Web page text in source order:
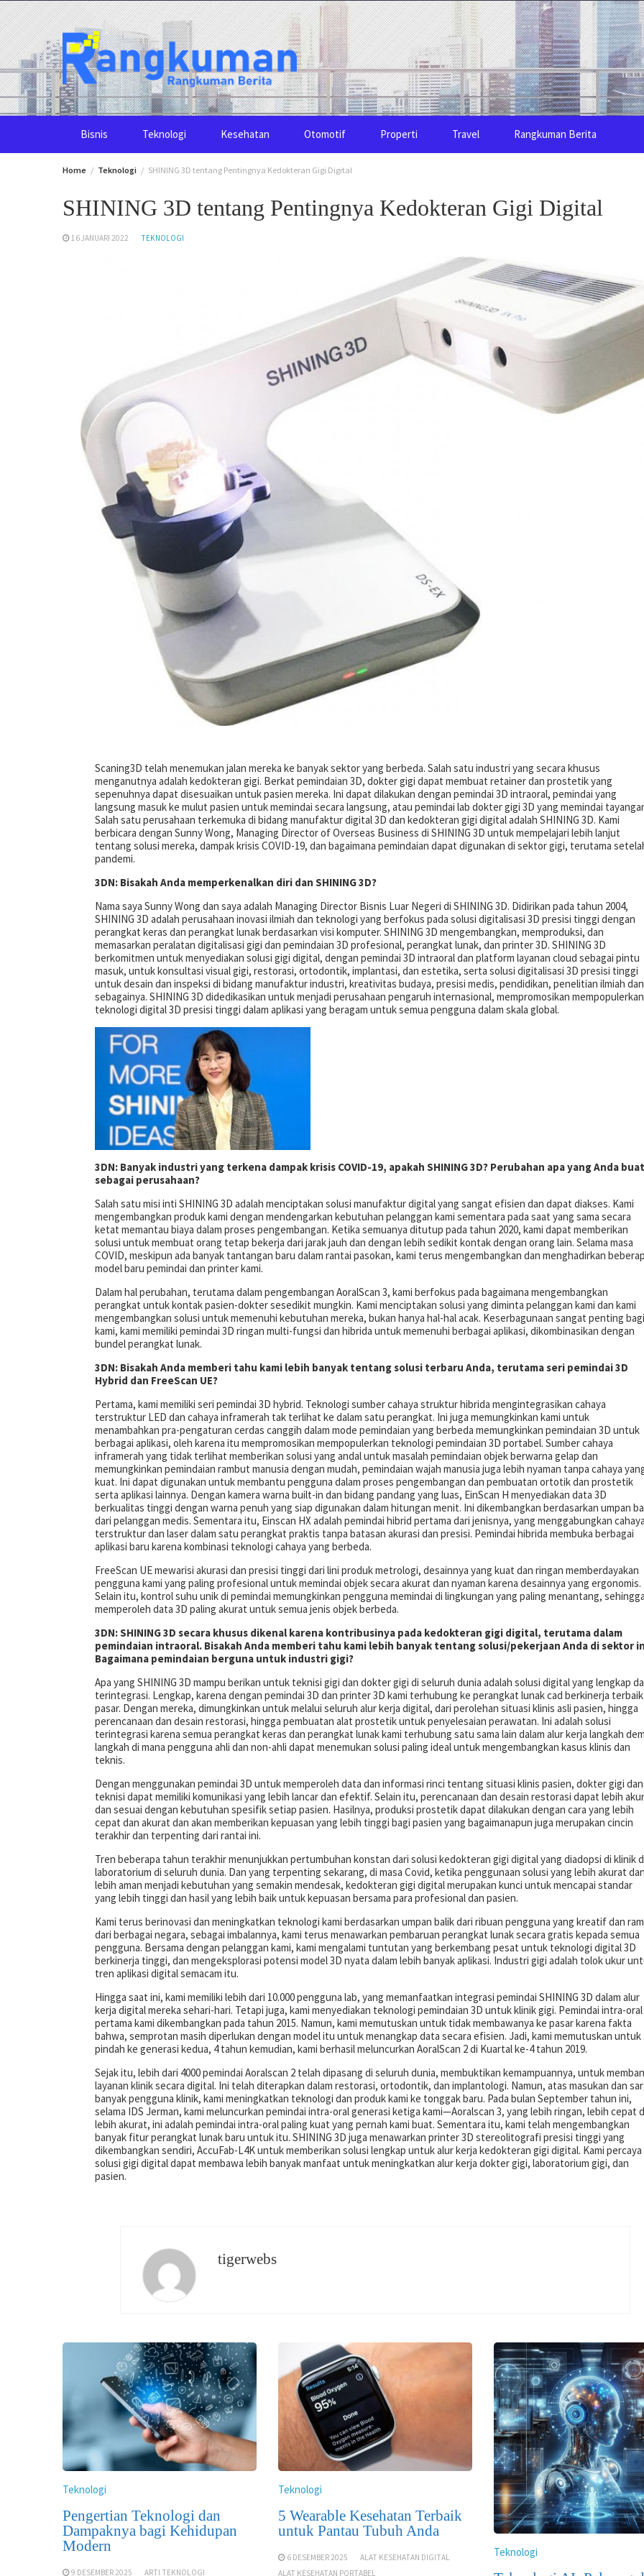
Skip
to
content
Bisnis Teknologi Kesehatan Otomotif Properti Travel Rangkuman Berita
Home Teknologi SHINING 3D tentang Pentingnya Kedokteran Gigi Digital
SHINING 3D tentang Pentingnya Kedokteran Gigi Digital
16 JANUARI 2022 TEKNOLOGI
Scaning3D telah menemukan jalan mereka ke banyak sektor yang berbeda. Salah satu industri yang secara khusus
menganutnya adalah kedokteran gigi. Berkat pemindaian 3D, dokter gigi dapat membuat retainer dan prostetik yang
sepenuhnya dapat disesuaikan untuk pasien mereka. Ini dapat dilakukan dengan pemindai 3D intraoral, pemindai yang
langsung masuk ke mulut pasien untuk memindai secara langsung, atau pemindai lab dokter gigi 3D yang memindai
Salah satu perusahaan terkemuka di bidang manufaktur digital 3D dan kedokteran gigi digital adalah SHINING 3D. Kami
berbicara dengan Sunny Wong, Managing Director of Overseas Business di SHINING 3D untuk mempelajari lebih lanjut
tentang solusi mereka, dampak krisis COVID-19, dan bagaimana pemindaian dapat digunakan di sektor gigi, terutama
pandemi.
3DN: Bisakah Anda memperkenalkan diri dan SHINING 3D?
Nama saya Sunny Wong dan saya adalah Managing Director Bisnis Luar Negeri di SHINING 3D. Didirikan pada tahun 2004,
SHINING 3D adalah perusahaan inovasi ilmiah dan teknologi yang berfokus pada solusi digitalisasi 3D presisi tinggi dengan
perangkat keras dan perangkat lunak berdasarkan visi komputer. SHINING 3D mengembangkan, memproduksi, dan
memasarkan peralatan digitalisasi gigi dan pemindaian 3D profesional, perangkat lunak, dan printer 3D. SHINING 3D
berkomitmen untuk menyediakan solusi gigi digital, dengan pemindai 3D intraoral dan platform layanan cloud sebagai pintu
masuk, untuk konsultasi visual gigi, restorasi, ortodontik, implantasi, dan estetika, serta solusi digitalisasi 3D presisi tinggi
untuk desain dan inspeksi di bidang manufaktur industri, kreativitas budaya, presisi medis, pendidikan, penelitian ilmiah dan
sebagainya. SHINING 3D didedikasikan untuk menjadi perusahaan pengaruh internasional, mempromosikan mempopulerkan
teknologi digital 3D presisi tinggi dalam aplikasi yang beragam untuk semua pengguna dalam skala global.
3DN: Banyak industri yang terkena dampak krisis COVID-19, apakah SHINING 3D? Perubahan apa yang Anda buat
sebagai perusahaan?
Salah satu misi inti SHINING 3D adalah menciptakan solusi manufaktur digital yang sangat efisien dan dapat diakses. Kami
mengembangkan produk kami dengan mendengarkan kebutuhan pelanggan kami sementara pada saat yang sama secara
ketat memantau biaya dalam proses pengembangan. Ketika semuanya ditutup pada tahun 2020, kami dapat memberikan
solusi untuk membuat orang tetap bekerja dari jarak jauh dan dengan lebih sedikit kontak dengan orang lain. Selama masa
COVID, meskipun ada banyak tantangan baru dalam rantai pasokan, kami terus mengembangkan dan menghadirkan
model baru pemindai dan printer kami.
Dalam hal perubahan, terutama dalam pengembangan AoralScan 3, kami berfokus pada bagaimana mengembangkan
perangkat untuk kontak pasien-dokter sesedikit mungkin. Kami menciptakan solusi yang diminta pelanggan kami dan kami
mengembangkan solusi untuk memenuhi kebutuhan mereka, bukan hanya hal-hal acak. Keserbagunaan sangat penting bagi
kami, kami memiliki pemindai 3D ringan multi-fungsi dan hibrida untuk memenuhi berbagai aplikasi, dikombinasikan dengan
bundel perangkat lunak.
3DN: Bisakah Anda memberi tahu kami lebih banyak tentang solusi terbaru Anda, terutama seri pemindai 3D
Hybrid dan FreeScan UE?
Pertama, kami memiliki seri pemindai 3D hybrid. Teknologi sumber cahaya struktur hibrida mengintegrasikan cahaya
terstruktur LED dan cahaya inframerah tak terlihat ke dalam satu perangkat. Ini juga memungkinkan kami untuk
menambahkan pra-pengaturan cerdas canggih dalam mode pemindaian yang berbeda memungkinkan pemindaian 3D untuk
berbagai aplikasi, oleh karena itu mempromosikan mempopulerkan teknologi pemindaian 3D portabel. Sumber cahaya
inframerah yang tidak terlihat memberikan solusi yang andal untuk masalah pemindaian objek berwarna gelap dan
memungkinkan pemindaian rambut manusia dengan mudah, pemindaian wajah manusia juga lebih nyaman tanpa cahaya
kuat. Ini dapat digunakan untuk membantu pengguna dalam proses pengembangan dan pembuatan ortotik dan prostetik
serta aplikasi lainnya. Dengan kamera warna built-in dan bidang pandang yang luas, EinScan H menyediakan data 3D
berkualitas tinggi dengan warna penuh yang siap digunakan dalam hitungan menit. Ini dikembangkan berdasarkan umpan
dari pelanggan medis. Sementara itu, Einscan HX adalah pemindai hibrid pertama dari jenisnya, yang menggabungkan
terstruktur dan laser dalam satu perangkat praktis tanpa batasan akurasi dan presisi. Pemindai hibrida membuka berbagai
aplikasi baru karena kombinasi teknologi cahaya yang berbeda.
FreeScan UE mewarisi akurasi dan presisi tinggi dari lini produk metrologi, desainnya yang kuat dan ringan memberdayakan
pengguna kami yang paling profesional untuk memindai objek secara akurat dan nyaman karena desainnya yang ergonomis.
Selain itu, kontrol suhu unik di pemindai memungkinkan pengguna memindai di lingkungan yang paling menantang,
memperoleh data 3D paling akurat untuk semua jenis objek berbeda.
3DN: SHINING 3D secara khusus dikenal karena kontribusinya pada kedokteran gigi digital, terutama dalam
pemindaian intraoral. Bisakah Anda memberi tahu kami lebih banyak tentang solusi/pekerjaan Anda di sektor
Bagaimana pemindaian berguna untuk industri gigi?
Apa yang SHINING 3D mampu berikan untuk teknisi gigi dan dokter gigi di seluruh dunia adalah solusi digital yang lengkap
terintegrasi. Lengkap, karena dengan pemindai 3D dan printer 3D kami terhubung ke perangkat lunak cad berkinerja
pasar. Dengan mereka, dimungkinkan untuk melalui seluruh alur kerja digital, dari perolehan situasi klinis asli pasien, hingga
perencanaan dan desain restorasi, hingga pembuatan alat prostetik untuk penyelesaian perawatan. Ini adalah solusi
terintegrasi karena semua perangkat keras dan perangkat lunak kami terhubung satu sama lain dalam alur kerja langkah
langkah di mana pengguna ahli dan non-ahli dapat menemukan solusi paling ideal untuk mengembangkan kasus klinis dan
teknis.
Dengan menggunakan pemindai 3D untuk memperoleh data dan informasi rinci tentang situasi klinis pasien, dokter gigi dan
teknisi dapat memiliki komunikasi yang lebih lancar dan efektif. Selain itu, perencanaan dan desain restorasi dapat lebih
dan sesuai dengan kebutuhan spesifik setiap pasien. Hasilnya, produksi prostetik dapat dilakukan dengan cara yang lebih
cepat dan akurat dan akan memberikan kepuasan yang lebih tinggi bagi pasien yang bagaimanapun juga merupakan cincin
terakhir dan terpenting dari rantai ini.
Tren beberapa tahun terakhir menunjukkan pertumbuhan konstan dari solusi kedokteran gigi digital yang diadopsi di klinik
laboratorium di seluruh dunia. Dan yang terpenting sekarang, di masa Covid, ketika penggunaan solusi yang lebih akurat
lebih aman menjadi kebutuhan yang semakin mendesak, kedokteran gigi digital merupakan kunci untuk mencapai standar
yang lebih tinggi dan hasil yang lebih baik untuk kepuasan bersama para profesional dan pasien.
Kami terus berinovasi dan meningkatkan teknologi kami berdasarkan umpan balik dari ribuan pengguna yang kreatif dan
dari berbagai negara, sebagai imbalannya, kami terus menawarkan pembaruan perangkat lunak secara gratis kepada semua
pengguna. Bersama dengan pelanggan kami, kami mengalami tuntutan yang berkembang pesat untuk teknologi digital 3D
berkinerja tinggi, dan mengeksplorasi potensi model 3D nyata dalam lebih banyak aplikasi. Industri gigi adalah tolok ukur
tren aplikasi digital semacam itu.
Hingga saat ini, kami memiliki lebih dari 10.000 pengguna lab, yang memanfaatkan integrasi pemindai SHINING 3D dalam alur
kerja digital mereka sehari-hari. Tetapi juga, kami menyediakan teknologi pemindaian 3D untuk klinik gigi. Pemindai intra-oral
pertama kami dikembangkan pada tahun 2015. Namun, kami memutuskan untuk tidak membawanya ke pasar karena fakta
bahwa, semprotan masih diperlukan dengan model itu untuk menangkap data secara efisien. Jadi, kami memutuskan untuk
pindah ke generasi kedua, 4 tahun kemudian, kami berhasil meluncurkan AoralScan 2 di Kuartal ke-4 tahun 2019.
Sejak itu, lebih dari 4000 pemindai Aoralscan 2 telah dipasang di seluruh dunia, membuktikan kemampuannya, untuk
layanan klinik secara digital. Ini telah diterapkan dalam restorasi, ortodontik, dan implantologi. Namun, atas masukan dan
banyak pengguna klinik, kami meningkatkan teknologi dan produk kami ke tonggak baru. Pada bulan September tahun ini,
selama IDS Jerman, kami meluncurkan pemindai intra-oral generasi ketiga kami—Aoralscan 3, yang lebih ringan, lebih cepat
lebih akurat, ini adalah pemindai intra-oral paling kuat yang pernah kami buat. Sementara itu, kami telah mengembangkan
banyak fitur perangkat lunak baru untuk itu. SHINING 3D juga menawarkan printer 3D stereolitografi presisi tinggi yang
dikembangkan sendiri, AccuFab-L4K untuk memberikan solusi lengkap untuk alur kerja kedokteran gigi digital. Kami percaya
solusi gigi digital dapat membawa lebih banyak manfaat untuk meningkatkan alur kerja dokter gigi, laboratorium gigi, dan
pasien.
tigerwebs
Teknologi
Pengertian Teknologi dan
Dampaknya bagi Kehidupan
Modern
9 DESEMBER 2025 ARTI TEKNOLOGI
Teknologi
5 Wearable Kesehatan Terbaik
untuk Pantau Tubuh Anda
6 DESEMBER 2025
ALAT KESEHATAN DIGITAL
ALAT KESEHATAN PORTABEL
Teknologi